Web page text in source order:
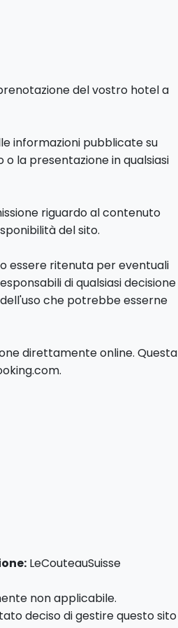
del vostro hotel a
informazioni pubblicate su
la presentazione in qualsiasi
riguardo al contenuto
del sito.
essere ritenuta per eventuali
di qualsiasi decisione
che potrebbe esserne
direttamente online. Questa
LeCouteauSuisse
non applicabile.
deciso di gestire questo sito